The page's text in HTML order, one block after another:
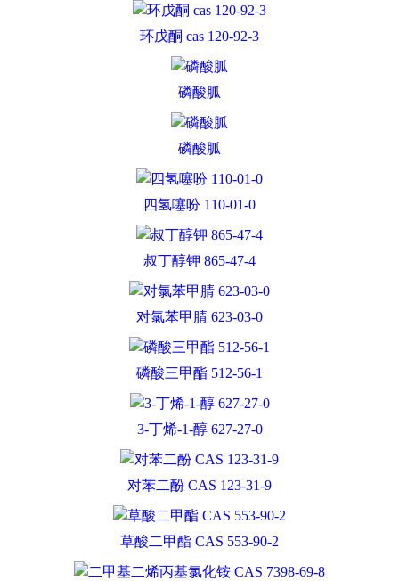
环戊酮 cas 120-92-3
磷酸胍
磷酸胍
四氢噻吩 110-01-0
叔丁醇钾 865-47-4
对氯苯甲腈 623-03-0
磷酸三甲酯 512-56-1
3-丁烯-1-醇 627-27-0
对苯二酚 CAS 123-31-9
草酸二甲酯 CAS 553-90-2